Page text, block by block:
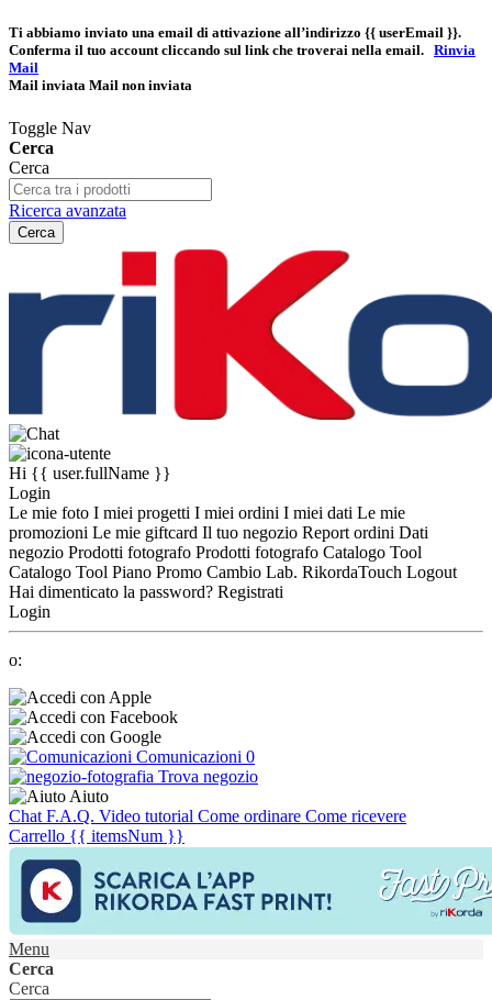
Ti abbiamo inviato una email di attivazione all’indirizzo {{ userEmail }}.
Conferma il tuo account cliccando sul link che troverai nella email. Rinvia
Mail
Mail inviata Mail non inviata
Toggle Nav
Cerca
Cerca
Ricerca avanzata
Cerca
Hi {{ user.fullName }}
Login
Le mie foto I miei progetti I miei ordini I miei dati Le mie
promozioni Le mie giftcard Il tuo negozio Report ordini Dati
negozio Prodotti fotografo Prodotti fotografo Catalogo Tool
Catalogo Tool Piano Promo Cambio Lab. RikordaTouch Logout
Hai dimenticato la password? Registrati
Login
o:
Comunicazioni 0
Trova negozio
Aiuto
Chat F.A.Q. Video tutorial Come ordinare Come ricevere
Carrello {{ itemsNum }}
Menu
Cerca
Cerca